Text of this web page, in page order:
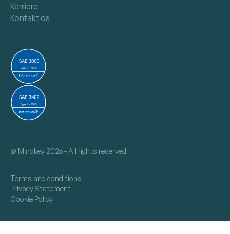
Karriere
Kontakt os
© Mindkey 2026 - All rights reserved
Terms and conditions
Privacy Statement
Cookie Policy